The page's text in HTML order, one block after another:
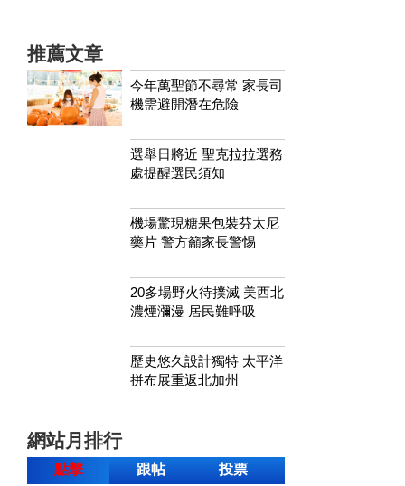
推薦文章
今年萬聖節不尋常 家長司
機需避開潛在危險
選舉日將近 聖克拉拉選務
處提醒選民須知
機場驚現糖果包裝芬太尼
藥片 警方籲家長警惕
20多場野火待撲滅 美西北
濃煙瀰漫 居民難呼吸
歷史悠久設計獨特 太平洋
拼布展重返北加州
網站月排行
點擊 跟帖 投票